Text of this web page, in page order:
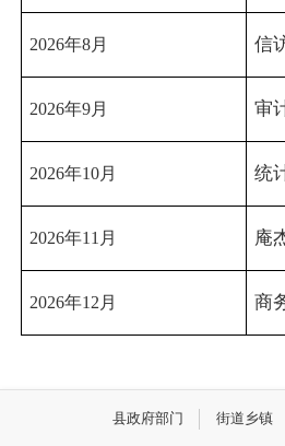
2026年8月 信
2026年9月 审
2026年10月 统
2026年11 月 庵
2026年12 月 商
县政府部门 街道乡镇